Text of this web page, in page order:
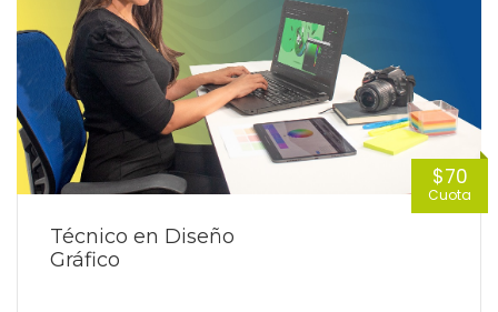
Técnico en Diseño
Gráfico
$70
Cuota